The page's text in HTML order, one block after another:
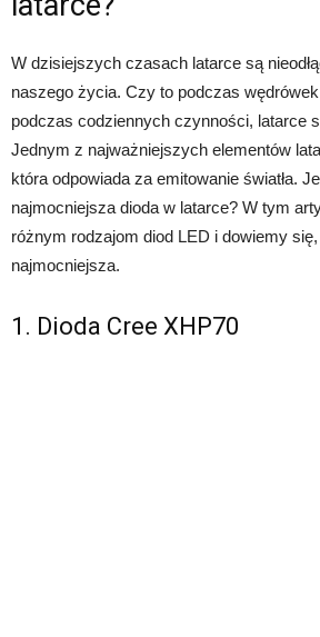
W dzisiejszych czasach latarce są
naszego życia. Czy to podczas
podczas codziennych czynności, latarce
Jednym z najważniejszych elementów
która odpowiada za emitowanie światła.
najmocniejsza dioda w latarce? W tym
różnym rodzajom diod LED i dowiemy
najmocniejsza.
1. Dioda Cree XHP70